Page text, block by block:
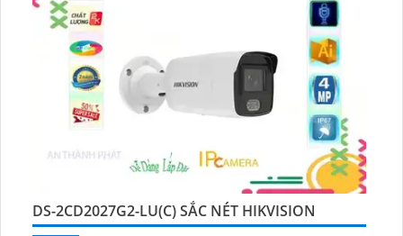
DS-2CD2027G2-LU(C) SẮC NÉT HIKVISION